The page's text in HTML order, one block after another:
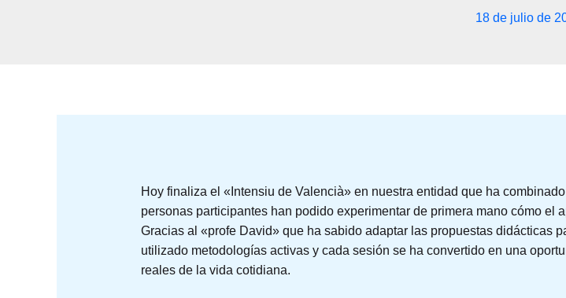
18 de julio de
Hoy finaliza el «Intensiu de Valencià» en nuestra entidad que ha
personas participantes han podido experimentar de primera mano cómo el
Gracias al «profe David» que ha sabido adaptar las propuestas didácticas
utilizado metodologías activas y cada sesión se ha convertido en una
reales de la vida cotidiana.